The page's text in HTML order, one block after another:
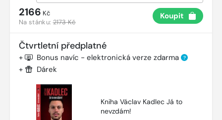
2166 Kč
Na stánku:2173 Kč
Koupit
Čtvrtletní předplatné
+ Bonus navíc - elektronická verze zdarma ?
+ Dárek
Kniha Václav Kadlec Já to
nevzdám!